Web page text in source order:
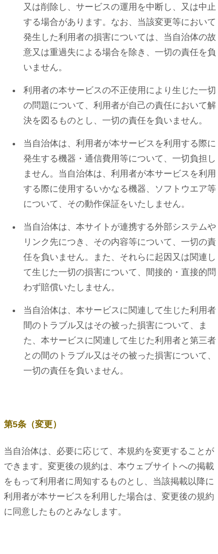
又は削除し、サービスの運用を中断し、又は中止
する場合があります。なお、当該変更等において
発生した利用者の損害については、当自治体の故
意又は重過失による場合を除き、一切の責任を負
いません。
利用者の本サービスの不正使用により生じた一切
の問題について、利用者が自己の責任において解
決を図るものとし、一切の責任を負いません。
当自治体は、利用者が本サービスを利用する際に
発生する機器・通信費用等について、一切負担し
ません。当自治体は、利用者が本サービスを利用
する際に使用するいかなる機器、ソフトウエア等
について、その動作保証をいたしません。
当自治体は、本サイトが連携する外部システムや
リンク先につき、その内容等について、一切の責
任を負いません。また、それらに起因又は関連し
て生じた一切の損害について、間接的・直接的問
わず賠償いたしません。
当自治体は、本サービスに関連して生じた利用者
間のトラブル又はその被った損害について、ま
た、本サービスに関連して生じた利用者と第三者
との間のトラブル又はその被った損害について、
一切の責任を負いません。
第5条（変更）
当自治体は、必要に応じて、本規約を変更することが
できます。変更後の規約は、本ウェブサイトへの掲載
をもって利用者に周知するものとし、当該掲載以降に
利用者が本サービスを利用した場合は、変更後の規約
に同意したものとみなします。